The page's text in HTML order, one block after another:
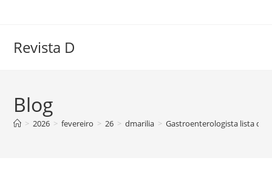
conteúdo
Revista D
Blog
> 2026 > fevereiro > 26 > dmarilia > Gastroenterologista lista